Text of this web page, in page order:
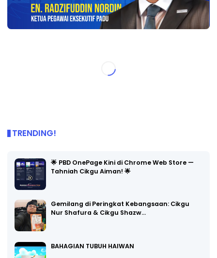
TRENDING!
🌟 PBD OnePage Kini di Chrome Web Store —
Tahniah Cikgu Aiman! 🌟
Gemilang di Peringkat Kebangsaan: Cikgu
Nur Shafura & Cikgu Shazw…
BAHAGIAN TUBUH HAIWAN